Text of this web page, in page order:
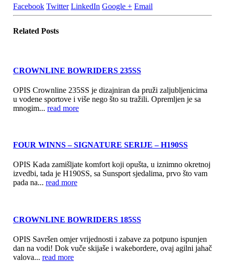
Facebook Twitter LinkedIn Google + Email
Related Posts
CROWNLINE BOWRIDERS 235SS
OPIS Crownline 235SS je dizajniran da pruži zaljubljenicima
u vodene sportove i više nego što su tražili. Opremljen je sa
mnogim... read more
FOUR WINNS – SIGNATURE SERIJE – H190SS
OPIS Kada zamišljate komfort koji opušta, u iznimno okretnoj
izvedbi, tada je H190SS, sa Sunsport sjedalima, prvo što vam
pada na... read more
CROWNLINE BOWRIDERS 185SS
OPIS Savršen omjer vrijednosti i zabave za potpuno ispunjen
dan na vodi! Dok vuče skijaše i wakebordere, ovaj agilni jahač
valova... read more